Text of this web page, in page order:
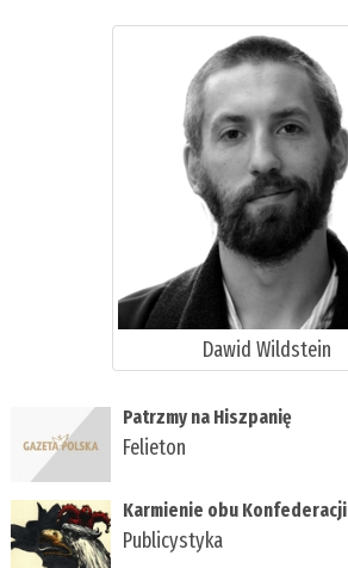
Dawid Wildstein
Patrzmy na Hiszpanię
Felieton
Karmienie obu Konfederacji
Publicystyka